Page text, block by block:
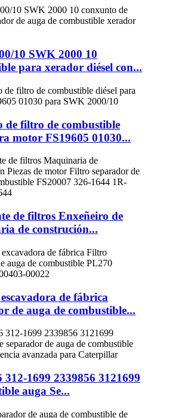
10 SWK 2000 10
para xerador diésel con...
de filtro de combustible
motor FS19605 01030...
de filtros Enxeñeiro de
de construción...
escavadora de fábrica
de auga de combustible...
312-1699 2339856 3121699
auga Se...